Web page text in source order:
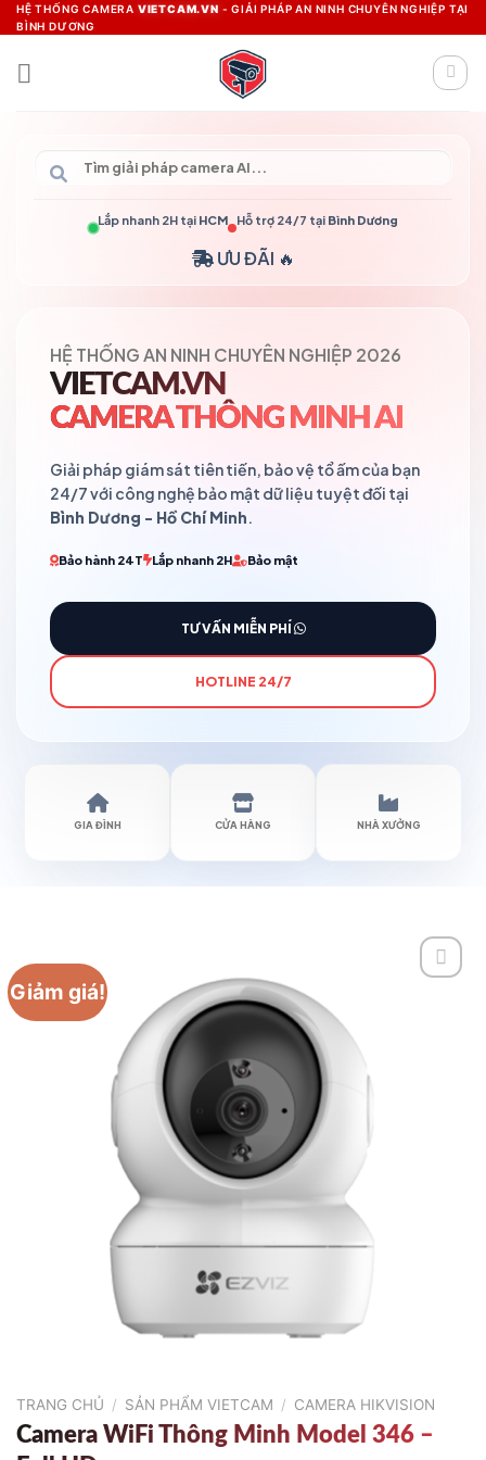
Skip
to
content
HỆ THỐNG CAMERA VIETCAM.VN - GIẢI PHÁP AN NINH CHUYÊN NGHIỆP TẠI
BÌNH DƯƠNG
Lắp nhanh 2H tại HCM Hỗ trợ 24/7 tại Bình Dương
ƯU ĐÃI 🔥
HỆ THỐNG AN NINH CHUYÊN NGHIỆP 2026
VIETCAM.VN
CAMERA THÔNG MINH AI
Giải pháp giám sát tiên tiến, bảo vệ tổ ấm của bạn
24/7 với công nghệ bảo mật dữ liệu tuyệt đối tại
Bình Dương - Hồ Chí Minh.
Bảo hành 24T Lắp nhanh 2H Bảo mật
TƯ VẤN MIỄN PHÍ
HOTLINE 24/7
GIA ĐÌNH CỬA HÀNG NHÀ XƯỞNG
Giảm giá!
TRANG CHỦ / SẢN PHẨM VIETCAM / CAMERA HIKVISION
Camera WiFi Thông Minh Model 346 –